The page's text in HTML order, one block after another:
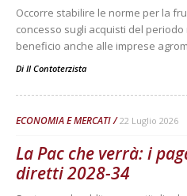
Occorre stabilire le norme per la
concesso sugli acquisti del
beneficio anche alle imprese
Di Il Contoterzista
ECONOMIA E MERCATI 22 Luglio 2026
La Pac che verrà: i
diretti 2028-34